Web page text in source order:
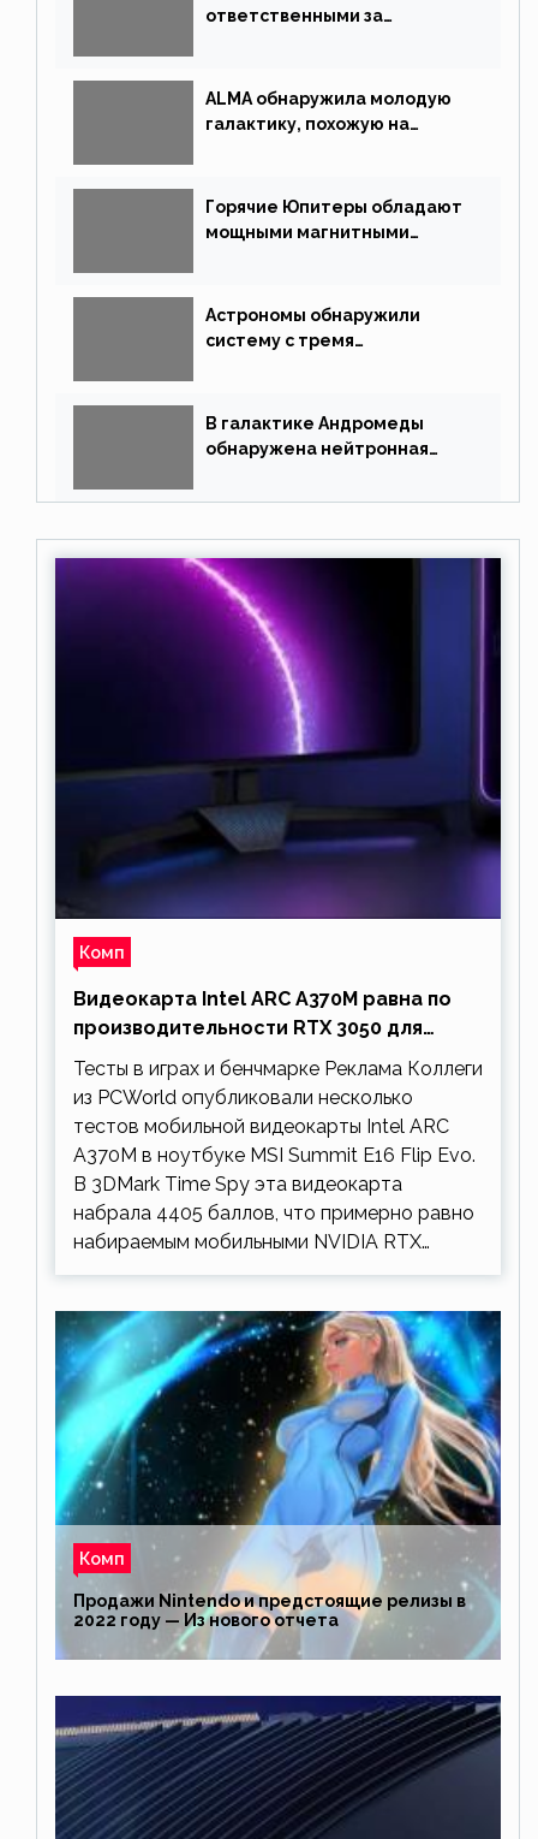
ответственными за
ALMA обнаружила молодую
галактику, похожую на
Горячие Юпитеры обладают
мощными магнитными
Астрономы обнаружили
систему с тремя
В галактике Андромеды
обнаружена нейтронная
Комп
Видеокарта Intel ARC A370M равна по
производительности RTX 3050 для
ноутбуков
Тесты в играх и бенчмарке Реклама Коллеги
из PCWorld опубликовали несколько
тестов мобильной видеокарты Intel ARC
A370M в ноутбуке MSI Summit E16 Flip Evo.
В 3DMark Time Spy эта видеокарта
набрала 4405 баллов, что примерно равно
набираемым мобильными NVIDIA RTX…
Комп
Продажи Nintendo и предстоящие релизы в
2022 году — Из нового отчета